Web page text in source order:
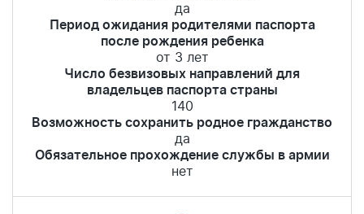
да
Период ожидания родителями паспорта
после рождения ребенка
от 3 лет
Число безвизовых направлений для
владельцев паспорта страны
140
Возможность сохранить родное гражданство
да
Обязательное прохождение службы в армии
нет